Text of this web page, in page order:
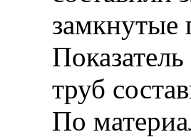
замкнутые
труб
По